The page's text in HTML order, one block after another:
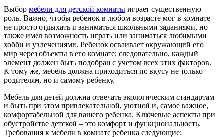
Выбор мебели для детской комнаты играет существенную
роль. Важно, чтобы ребенок в любом возрасте мог в комнате
не просто отдыхать и заниматься школьными заданиями, но
также имел возможность играть или заниматься любимыми
хобби и увлечениями. Ребенок осваивает окружающий его
мир через объекты в его комнате; следовательно, каждый
элемент должен быть подобран с учетом всех этих факторов.
К тому же, мебель должна приходиться по вкусу не только
родителям, но и самому ребенку.
Мебель для детей должна отвечать экологическим стандартам
и быть при этом привлекательной, уютной и, самое важное,
комфортабельной для вашего ребенка. Ключевые аспекты при
обустройстве детской – это комфорт и функциональность.
Требования к мебели в комнате ребенка следующие: